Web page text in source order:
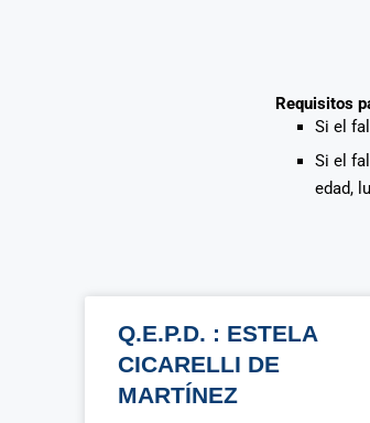
Requisitos
Si el
Si el
edad,
Q.E.P.D. : ESTELA
CICARELLI DE
MARTÍNEZ